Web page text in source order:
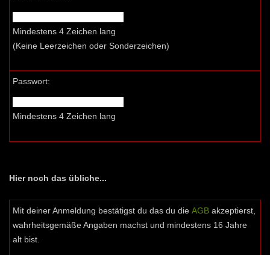
Mindestens 4 Zeichen lang
(Keine Leerzeichen oder Sonderzeichen)
Passwort:
Mindestens 4 Zeichen lang
Hier noch das übliche...
Mit deiner Anmeldung bestätigst du das du die AGB akzeptierst,
wahrheitsgemäße Angaben machst und mindestens 16 Jahre
alt bist.